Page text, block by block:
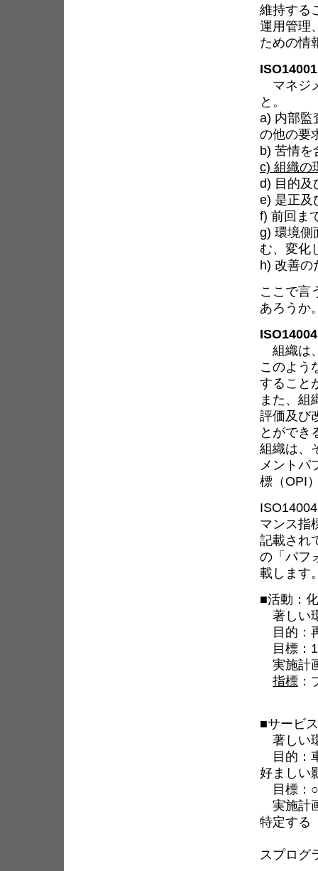
維持する
運用管理
ための情
マネジ
と。
a) 内部監
の他の要
b) 苦情を
c) 組織の
d) 目的及
e) 是正及
f) 前回ま
g) 環境側
む、変化
h) 改善の
ここで言
あろうか
組織は
このよう
すること
また、組
評価及び
とができ
組織は、
メントパ
標（OPI
マンス指
記載され
の「パフ
載します
■活動：
著しい
目的：
目標：1
実施計
指標
■サービ
著しい
目的：
好ましい
目標：
実施計
特定する
スプログ